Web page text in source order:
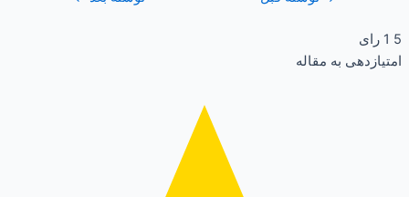
5
1 رای
امتیازدهی به مقاله